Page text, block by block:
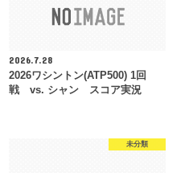
2026.7.28
2026ワシントン(ATP500) 1回
戦 vs. シャン スコア実況
未分類